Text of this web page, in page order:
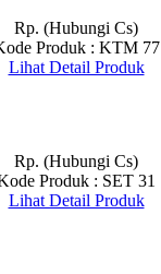
Rp. (Hubungi Cs)
Produk : KTM 77
Lihat Detail Produk
Rp. (Hubungi Cs)
Produk : SET 31
Lihat Detail Produk